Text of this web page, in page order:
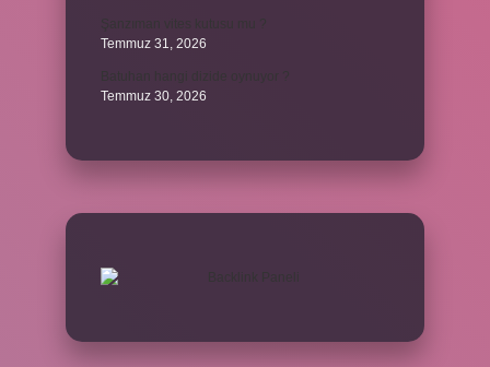
Temmuz 31, 2026
Temmuz 30, 2026